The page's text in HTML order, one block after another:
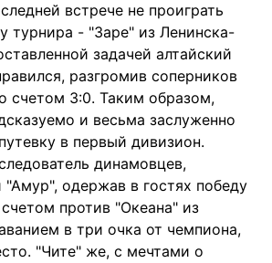
встрече не проиграть
турнира - "Заре" из Ленинска-
задачей алтайский
разгромив соперников
счетом 3:0. Таким образом,
и весьма заслуженно
в первый дивизион.
динамовцев,
"Амур", одержав в гостях победу
против "Океана" из
в три очка от чемпиона,
"Чите" же, с мечтами о